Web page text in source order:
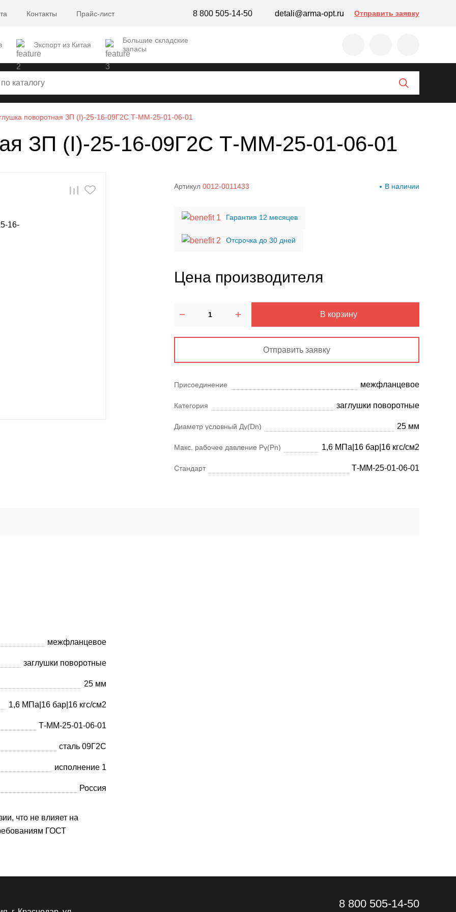
Контакты Прайс-лист 8 800 505-14-50 detali@arma-opt.ru Отправить заявку
Экспорт из Китая
Большие складские
запасы
поворотная ЗП (I)-25-16-09Г2С Т-ММ-25-01-06-01
ЗП (I)-25-16-09Г2С Т-ММ-25-01-06-01
Артикул 0012-0011433 В наличии
Гарантия 12 месяцев
Отсрочка до 30 дней
Цена производителя
В корзину
Отправить заявку
Присоединение межфланцевое
Категория заглушки поворотные
Диаметр условный Ду(Dn) 25 мм
Макс. рабочее давление Ру(Pn) 1,6 МПа|16 бар|16 кгс/см2
Стандарт Т-ММ-25-01-06-01
межфланцевое
заглушки поворотные
25 мм
1,6 МПа|16 бар|16 кгс/см2
Т-ММ-25-01-06-01
сталь 09Г2С
исполнение 1
Россия
что не влияет на
ГОСТ
8 800 505-14-50